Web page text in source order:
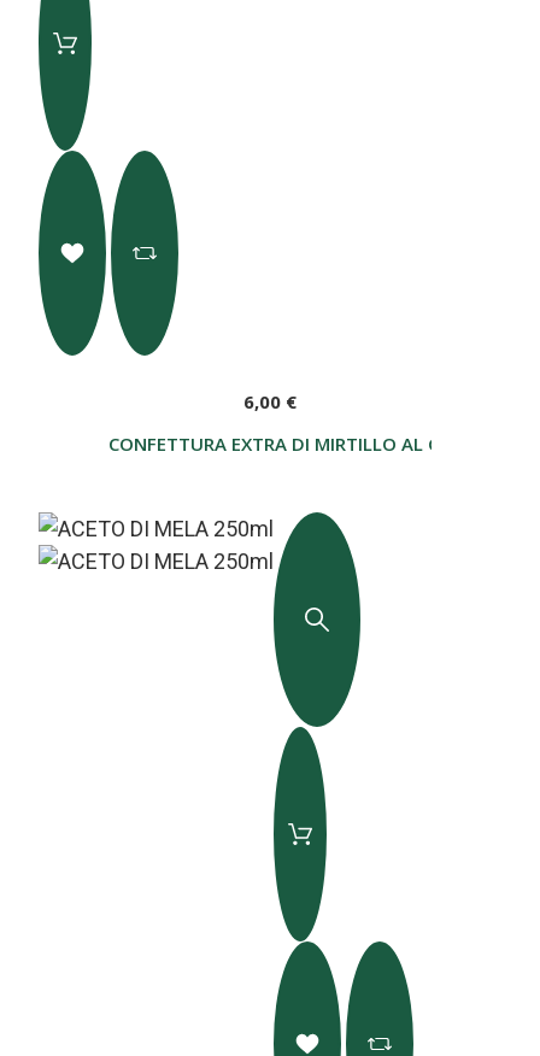
CONFETTURA EXTRA DI MIRTILLO AL GENEPY 270
6,00 €